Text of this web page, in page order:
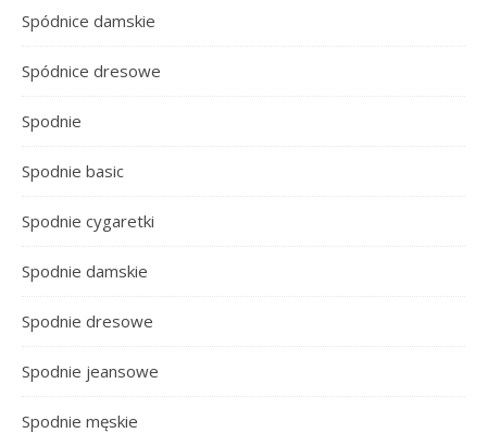
Spódnice damskie
Spódnice dresowe
Spodnie
Spodnie basic
Spodnie cygaretki
Spodnie damskie
Spodnie dresowe
Spodnie jeansowe
Spodnie męskie